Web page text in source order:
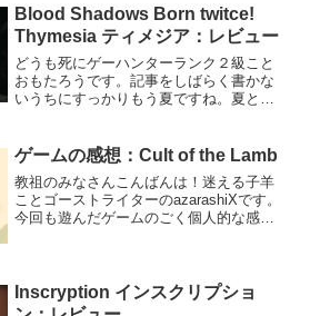
ーマグノリア: ブルームインザミスト」
は、地下施設...
Blood Shadows Born twitce!
Thymesia ティメジア：レビュー
どうも死にゲーハンターランク２級こと
おもたろうです。記事をしばらく書かな
いうちにすっかりもう夏ですね。夏と言
入れた部屋で何度も死に、ちょっと落ち
着いてみようとトイレに立ち、温度差の
ある廊下に出た時に冷やされた肌で感じ
るあの熱気の感触、夏の死にゲー独特の
味わい深いものがありますね！今回は週
ゲームの感想：Cult of the Lamb
教祖のみなさんこんばんは！迷える子羊
ことゴーストライターのazarashiXです。
今回も遊んだゲームのごく個人的な感想
Inscryption インスクリプショ